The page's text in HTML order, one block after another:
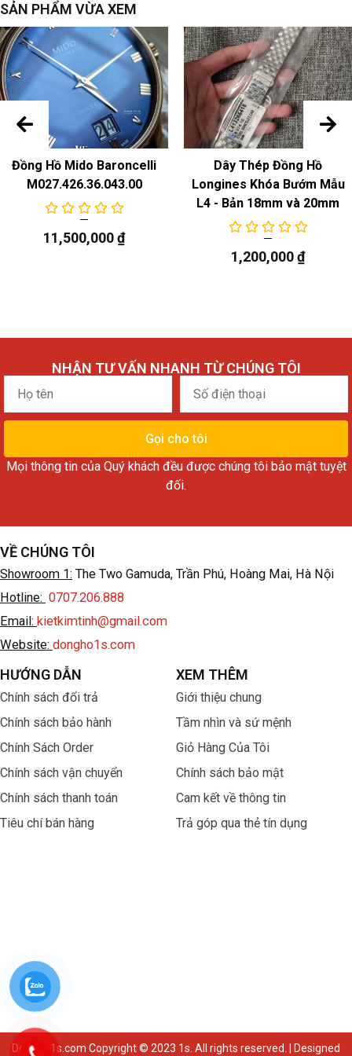
Mặt số
Màu sắc & chất liệu:
Vạch giờ
màu đen : vạch giờ dùi cui
dây đeo đồng hồ
Màu sắc & Chất liệu: Gốm sứ công nghệ cao
Sự chuyển động
Model: 03.073.022, máy thạch anh
Chức năng
SẢN PHẨM VỪA XEM
Đồng Hồ Mido Baroncelli
M027.426.36.043.00
11,500,000₫
Dây Thép Đồng Hồ
Longines Khóa Bướm Mẫu
L4 - Bản 18mm và 20mm
1,200,000₫
NHẬN TƯ VẤN NHANH TỪ CHÚNG TÔI
Họ
tên
điện
thoại
Gọi cho tôi
Mọi thông tin của Quý khách đều được chúng tôi bảo mật tuyệt
đối.
VỀ CHÚNG TÔI
Showroom 1: The Two Gamuda, Trần Phú, Hoàng Mai, Hà Nội
Hotline: 0707.206.888
Email: kietkimtinh@gmail.com
Website: dongho1s.com
HƯỚNG DẪN
Chính sách đổi trả
Chính sách bảo hành
Chính Sách Order
Chính sách vận chuyển
Chính sách thanh toán
Tiêu chí bán hàng
XEM THÊM
Giới thiệu chung
Tầm nhìn và sứ mệnh
Giỏ Hàng Của Tôi
Chính sách bảo mật
Cam kết về thông tin
Trả góp qua thẻ tín dụng
Dongho1s.com Copyright © 2023 1s. All rights reserved. | Designed